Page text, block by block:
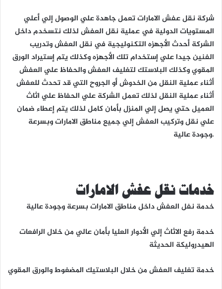
شركة نقل عفش الامارات تعمل جاهدة علي الوصول إلي أعلي
المستويات الدولية في عملية نقل العفش لذلك نتسخدم داخل
الشركة أحدث الأجهزه التكنوليجية في نقل العفش وتدريب
الفنين جيدا علي إستخدام تلك الأجهزه وكذلك يتم إستيراد الورق
المقوي وكذلك البلاستك لتغليف العفش والحفاظ علي العفش
أثناء عملية النقل من الخدوش أو الجروح التي قد تحدث للعفش
أثناء عملية النقل لذلك تعمل الشركة علي الحفاظ علي اثاث
العميل حتي يصل إلي المنزل بأمان كامل لذلك يتم إعطاء ضمان
علي نقل وتركيب العفش إلي جميع مناطق الامارات وبسرعة
وجودة عالية.
خدمات نقل عفش الامارات
خدمة نفل العفش داخل مناطق الامارات بسرعة وجودة عالية
خدمة رفع الاثاث إلي الأدوار العليا بأمان عالي من خلال الرافعات
الهيدروليكة الحديثة
خدمة تغليف العفش من خلال البلاستيك المضغوط والورق المقوي